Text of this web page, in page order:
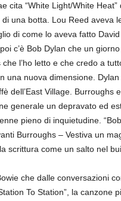
cita “White Light/White
di una botta. Lou Reed aveva
di come lo aveva fatto
c’è Bob Dylan che un
che l’ho letto e che credo a
una nuova dimensione.
dell’East Village.
generale un depravato ed
pieno di inquietudine.
Burroughs – Vestiva un
scrittura come un salto nel
che dalle conversazioni
To Station”, la canzone